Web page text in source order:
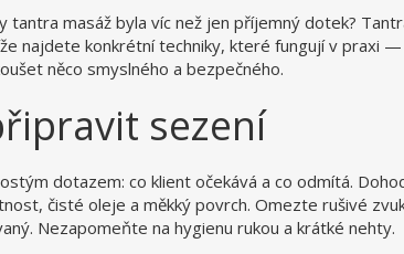
tantra masáž byla víc než jen příjemný dotek?
najdete konkrétní techniky, které fungují v praxi
něco smyslného a bezpečného.
sezení
dotazem: co klient očekává a co odmítá.
čisté oleje a měkký povrch. Omezte rušivé
Nezapomeňte na hygienu rukou a krátké nehty.